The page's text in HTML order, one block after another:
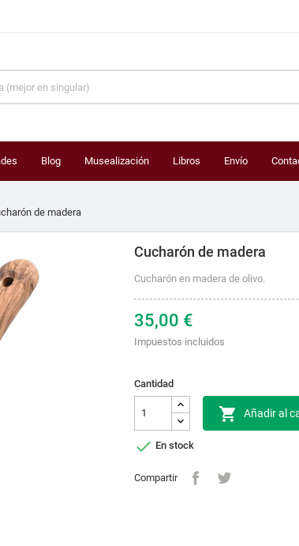
Blog Musealización Libros Envío
de madera
Cucharón de madera
Cucharón en madera de olivo.
35,00 €
Impuestos incluidos
Cantidad
 Añadir al
 En stock
Compartir